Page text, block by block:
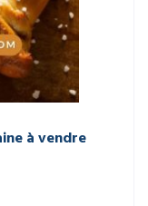
à vendre